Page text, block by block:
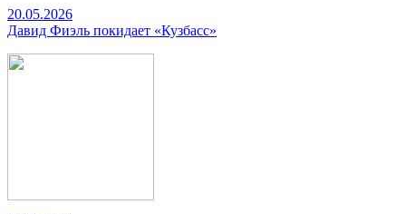
20.05.2026
Давид Фиэль покидает «Кузбасс»